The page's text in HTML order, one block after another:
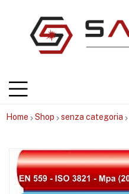
Home Shop senza categoria